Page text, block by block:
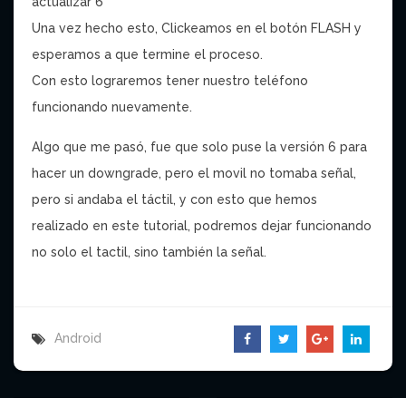
Una vez hecho esto, Clickeamos en el botón FLASH y
esperamos a que termine el proceso.
Con esto lograremos tener nuestro teléfono
funcionando nuevamente.
Algo que me pasó, fue que solo puse la versión 6 para
hacer un downgrade, pero el movil no tomaba señal,
pero si andaba el táctil, y con esto que hemos
realizado en este tutorial, podremos dejar funcionando
no solo el tactil, sino también la señal.
Android